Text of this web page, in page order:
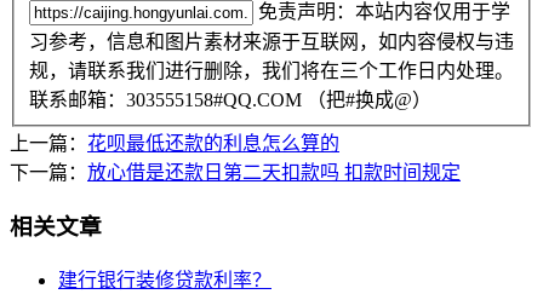
免责声明：本站内容仅用于学
习参考，信息和图片素材来源于互联网，如内容侵权与违
规，请联系我们进行删除，我们将在三个工作日内处理。
联系邮箱：303555158#QQ.COM （把#换成@）
上一篇： 花呗最低还款的利息怎么算的
下一篇： 放心借是还款日第二天扣款吗 扣款时间规定
相关文章
建行银行装修贷款利率？